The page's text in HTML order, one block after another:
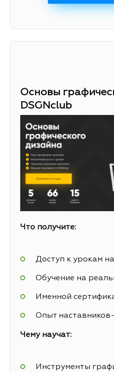
Основы
DSGNclub
Что получите:
Доступ к урокам
Обучение на
Именной
Опыт
Чему научат:
Инструменты